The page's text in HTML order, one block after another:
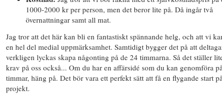
1000-2000 kr per person, men det beror lite på. Då ingår två
övernattningar samt all mat.
Jag tror att det här kan bli en fantastiskt spännande helg, och att vi
en hel del medial uppmärksamhet. Samtidigt bygger det på att
verkligen lyckas skapa någonting på de 24 timmarna. Så det ställer
krav på oss också... Om du har en affärsidé som du kan genomföra
timmar, häng på. Det bör vara ett perfekt sätt att få en flygande start
projekt.